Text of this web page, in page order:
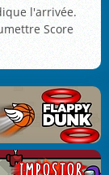
l'arrivée.
Score